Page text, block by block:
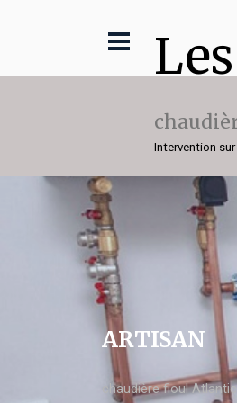
Intervention
ARTISAN
chaudière fioul